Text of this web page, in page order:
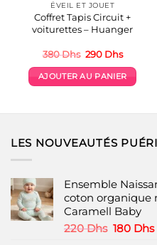
ÉVEIL ET JOUET
Coffret Tapis Circuit +
voiturettes – Huanger
380Dhs Le
initial
était :
290 DhsLe
actuel
est :
AJOUTER AU PANIER
LES NOUVEAUTÉS
Ensemble
coton organique
Caramell Baby
220Dhs Le
180 Dhs